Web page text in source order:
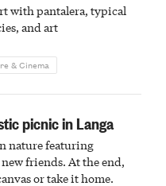
with pantalera, typical
and art
& Cinema
picnic in Langa
nature featuring
friends. At the end,
or take it home.